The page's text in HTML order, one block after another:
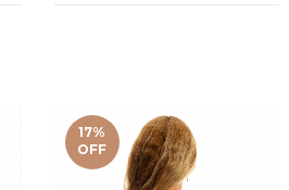
17%
OFF